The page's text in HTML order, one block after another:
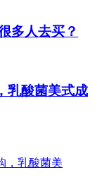
多人去买？
乳酸菌美式成